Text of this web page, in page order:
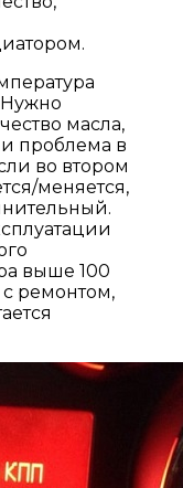
Нужно
масла,
проблема в
во втором
меняется,
выше 100
с ремонтом,